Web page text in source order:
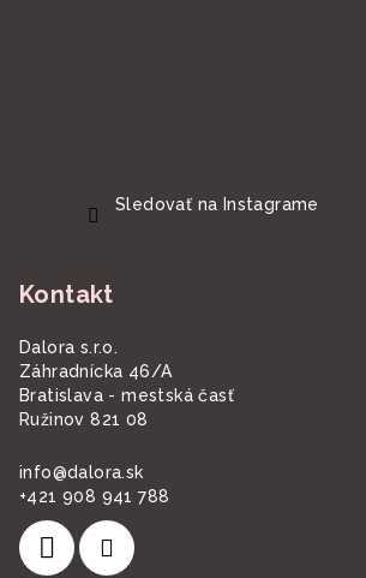
Sledovať na Instagrame
Kontakt
Dalora s.r.o.
Záhradnícka 46/A
Bratislava - mestská časť
Ružinov 821 08
info@dalora.sk
+421 908 941 788